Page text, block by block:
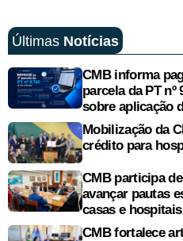
Últimas Notícias
CMB informa
parcela da PT
sobre aplicação
Mobilização da
crédito para
CMB participa
avançar pautas
casas e
CMB fortalece